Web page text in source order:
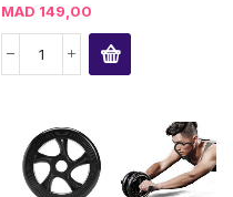
MAD 149,00